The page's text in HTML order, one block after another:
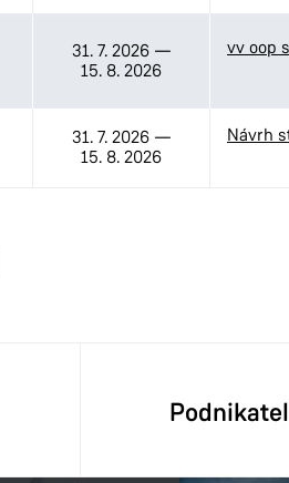
31. 7. 2026—
15. 8. 2026
31. 7. 2026—
15. 8. 2026
Podnikatel